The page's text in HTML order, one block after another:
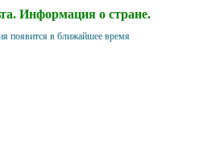
Информация о стране.
появится в ближайшее время